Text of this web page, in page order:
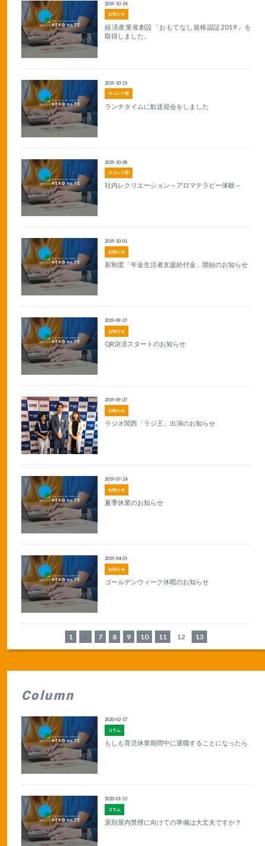
お知らせ
2019-10-24
経済産業省創設「おもてなし規格認証2019」を
取得しました。
ネコレク部
2019-10-15
ランチタイムに歓送迎会をしました
ネコレク部
2019-10-08
社内レクリエーション～アロマテラピー体験～
お知らせ
2019-10-01
新制度「年金生活者支援給付金」開始のお知らせ
お知らせ
2019-09-27
QR決済スタートのお知らせ
お知らせ
2019-09-27
ラジオ関西「ラジ王」出演のお知らせ
お知らせ
2019-07-24
夏季休業のお知らせ
お知らせ
2019-04-05
ゴールデンウィーク休暇のお知らせ
1 ... 7 8 9 10 11 12 13
Column
コラム
2020-02-17
もしも育児休業期間中に退職することになったら
コラム
2020-01-15
原則屋内禁煙に向けての準備は大丈夫ですか？